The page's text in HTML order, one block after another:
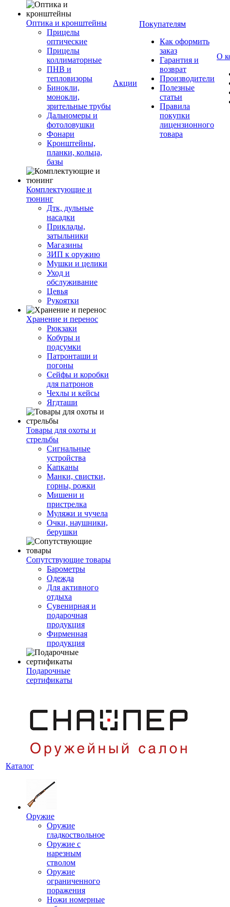
Оптика и кронштейны
Прицелы
оптические
Прицелы
коллиматорные
ПНВ и
тепловизоры
Бинокли,
монокли,
зрительные трубы
Дальномеры и
фотоловушки
Фонари
Кронштейны,
планки, кольца,
базы
Комплектующие и
тюнинг
Дтк, дульные
насадки
Приклады,
затыльники
Магазины
ЗИП к оружию
Мушки и целики
Уход и
обслуживание
Цевья
Рукоятки
Хранение и перенос
Рюкзаки
Кобуры и
подсумки
Патронташи и
погоны
Сейфы и коробки
для патронов
Чехлы и кейсы
Ягдташи
Товары для охоты и
стрельбы
Сигнальные
устройства
Капканы
Манки, свистки,
горны, рожки
Мишени и
пристрелка
Муляжи и чучела
Очки, наушники,
берушки
Сопутствующие товары
Барометры
Одежда
Для активного
отдыха
Сувенирная и
подарочная
продукция
Фирменная
продукция
Подарочные
сертификаты
Акции
Покупателям
Как оформить
заказ
Гарантия и
возврат
Производители
Полезные
статьи
Правила
покупки
лицензионного
товара
О
Каталог
Оружие
Оружие
гладкоствольное
Оружие с
нарезным
стволом
Оружие
ограниченного
поражения
Ножи номерные